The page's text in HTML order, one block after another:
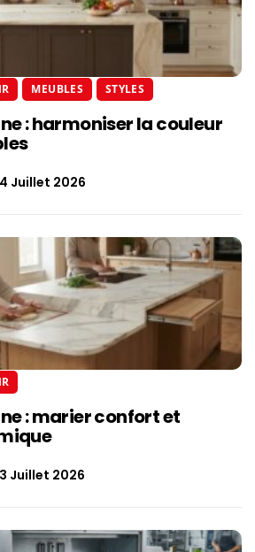
MEUBLES STYLES
: harmoniser la couleur
Juillet 2026
: marier confort et
Juillet 2026